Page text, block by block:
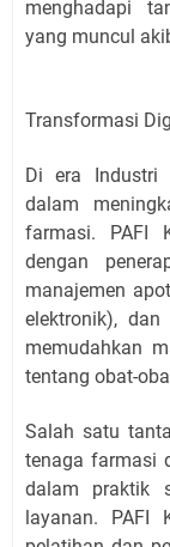
menghadapi
yang muncul
Transformasi
Di era Industri
dalam
farmasi. PAFI
dengan
manajemen
elektronik),
memudahkan
tentang obat-
Salah satu
tenaga farmasi
dalam praktik
layanan. PAFI